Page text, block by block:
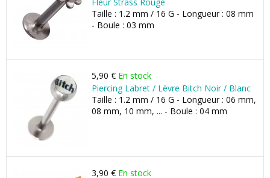
Taille : 1.2 mm / 16 G - Longueur : 08 mm
- Boule : 03 mm
5,90 € En stock
Piercing Labret / Lèvre Bitch Noir / Blanc
Taille : 1.2 mm / 16 G - Longueur : 06 mm,
08 mm, 10 mm, ... - Boule : 04 mm
3,90 € En stock